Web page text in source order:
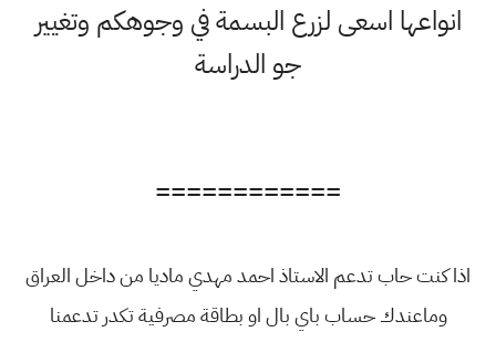
انواعها اسعى لزرع البسمة في وجوهكم وتغيير
جو الدراسة
============
اذا كنت حاب تدعم الاستاذ احمد مهدي ماديا من داخل العراق
وماعندك حساب باي بال او بطاقة مصرفية تكدر تدعمنا